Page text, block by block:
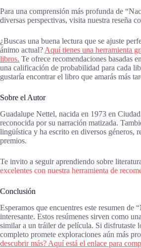
Para una comprensión más profunda de
diversas perspectivas, visita nuestra reseña
¿Buscas una buena lectura que se ajuste
ánimo actual? Aquí tienes una herramienta
libros. Te ofrece recomendaciones basadas
una calificación de probabilidad para cada
gustaría encontrar el libro que amarás más
Sobre el Autor
Guadalupe Nettel, nacida en 1973 en
reconocida por su narración matizada.
lingüística y ha escrito en diversos géneros,
premios.
Te invito a seguir aprendiendo sobre
excelentes con nuestra herramienta de
Conclusión
Esperamos que encuentres este resumen de
interesante. Estos resúmenes sirven como
similar a un tráiler de película. Si disfrutaste
completo promete exploraciones aún más
descubrir más? Aquí está el enlace para